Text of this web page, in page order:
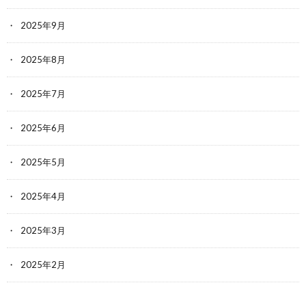
2025年9月
2025年8月
2025年7月
2025年6月
2025年5月
2025年4月
2025年3月
2025年2月